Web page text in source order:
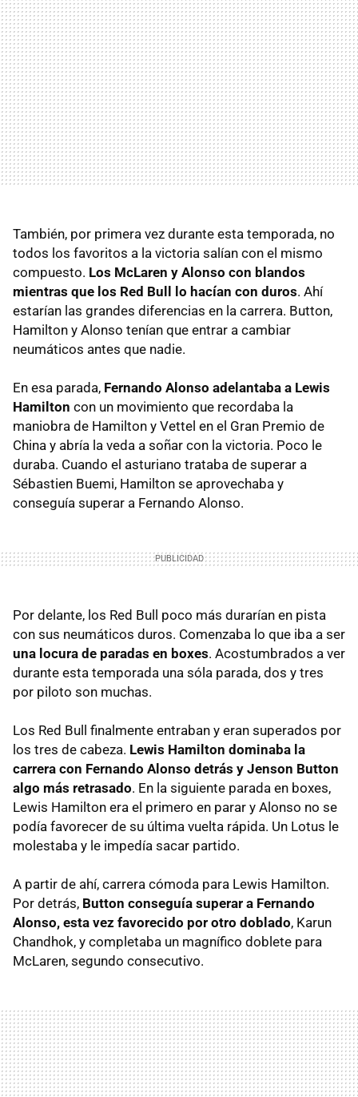
También, por primera vez durante esta temporada, no
todos los favoritos a la victoria salían con el mismo
compuesto. Los McLaren y Alonso con blandos
mientras que los Red Bull lo hacían con duros. Ahí
estarían las grandes diferencias en la carrera. Button,
Hamilton y Alonso tenían que entrar a cambiar
neumáticos antes que nadie.
En esa parada, Fernando Alonso adelantaba a Lewis
Hamilton con un movimiento que recordaba la
maniobra de Hamilton y Vettel en el Gran Premio de
China y abría la veda a soñar con la victoria. Poco le
duraba. Cuando el asturiano trataba de superar a
Sébastien Buemi, Hamilton se aprovechaba y
conseguía superar a Fernando Alonso.
Por delante, los Red Bull poco más durarían en pista
con sus neumáticos duros. Comenzaba lo que iba a ser
una locura de paradas en boxes. Acostumbrados a ver
durante esta temporada una sóla parada, dos y tres
por piloto son muchas.
Los Red Bull finalmente entraban y eran superados por
los tres de cabeza. Lewis Hamilton dominaba la
carrera con Fernando Alonso detrás y Jenson Button
algo más retrasado. En la siguiente parada en boxes,
Lewis Hamilton era el primero en parar y Alonso no se
podía favorecer de su última vuelta rápida. Un Lotus le
molestaba y le impedía sacar partido.
A partir de ahí, carrera cómoda para Lewis Hamilton.
Por detrás, Button conseguía superar a Fernando
Alonso, esta vez favorecido por otro doblado, Karun
Chandhok, y completaba un magnífico doblete para
McLaren, segundo consecutivo.